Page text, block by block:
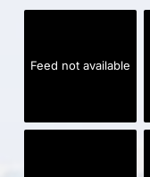
Feed not available